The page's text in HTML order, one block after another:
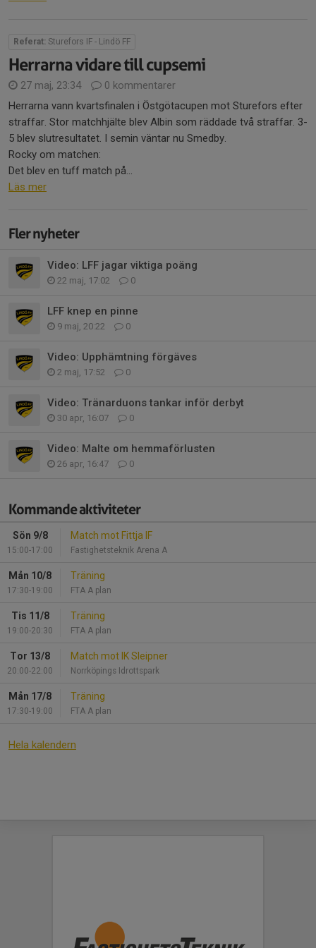
Referat: Sturefors IF - Lindö FF
Herrarna vidare till cupsemi
27 maj, 23:34
0 kommentarer
Herrarna vann kvartsfinalen i Östgötacupen mot Sturefors efter
straffar. Stor matchhjälte blev Albin som räddade två straffar. 3-
5 blev slutresultatet. I semin väntar nu Smedby.
Rocky om matchen:
Det blev en tuff match på...
Läs mer
Fler nyheter
Video: LFF jagar viktiga poäng
22 maj, 17:02 0
LFF knep en pinne
9 maj, 20:22 0
Video: Upphämtning förgäves
2 maj, 17:52 0
Video: Tränarduons tankar inför derbyt
30 apr, 16:07 0
Video: Malte om hemmaförlusten
26 apr, 16:47 0
Kommande aktiviteter
Sön 9/8
15:00-17:00
Match mot Fittja IF
Fastighetsteknik Arena A
Mån 10/8
17:30-19:00
Träning
FTA A plan
Tis 11/8
19:00-20:30
Träning
FTA A plan
Tor 13/8
20:00-22:00
Match mot IK Sleipner
Norrköpings Idrottspark
Mån 17/8
17:30-19:00
Träning
FTA A plan
Hela kalendern